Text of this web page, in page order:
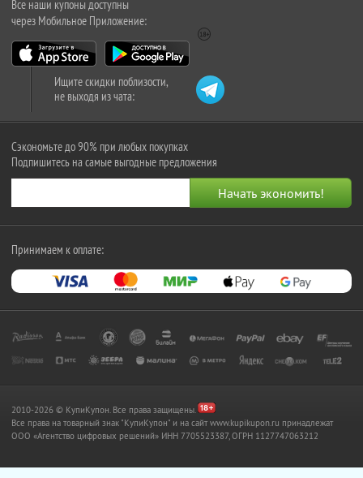
Все наши купоны доступны
через Мобильное Приложение:
Ищите скидки поблизости,
не выходя из чата:
Сэкономьте до 90% при любых покупках
Подпишитесь на самые выгодные предложения
Принимаем к оплате:
2010-2026 © КупиКупон. Все права защищены.
Все права на товарный знак "КупиКупон" и на сайт www.kupikupon.ru принадлежат
OOO «Агентство цифровых решений» ИНН 7705523387, ОГРН 1127747063212